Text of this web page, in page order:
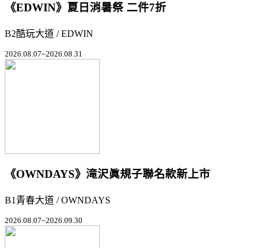
《EDWIN》夏日消暑祭 二件7折
B2酷玩大道 / EDWIN
2026.08.07~2026.08.31
《OWNDAYS》滝沢眞規子聯名款新上市
B1青春大道 / OWNDAYS
2026.08.07~2026.09.30